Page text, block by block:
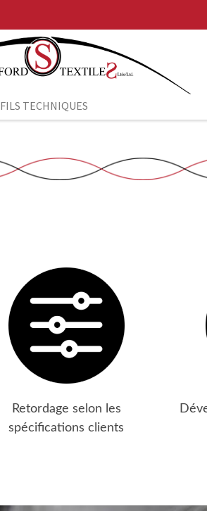
FILS TECHNIQUES
Retordage selon les
spécifications clients